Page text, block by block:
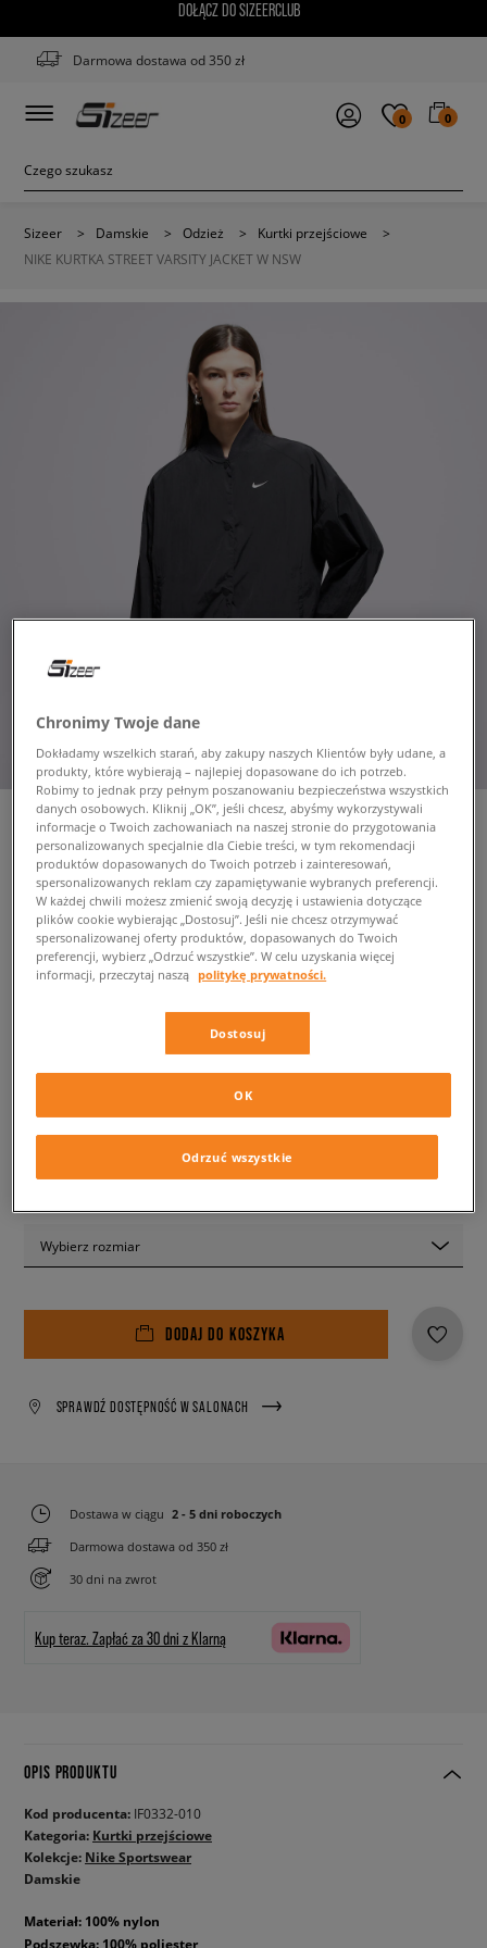
DOŁĄCZ DO SIZEERCLUB
Darmowa dostawa od 350 zł
0 0
Sizeer > Damskie > Odzież > Kurtki przejściowe
>
NIKE KURTKA STREET VARSITY JACKET W NSW
NIKE KURTKA STREET
VARSITY JACKET W NSW
damskie, kurtki przejściowe
259,99 zł
(najniższa cena z 30 dni przed obniżką)
(Cena początkowa)
Kolor:czarny
Wybierz rozmiar
DODAJ DO KOSZYKA
SPRAWDŹ DOSTĘPNOŚĆ W SALONACH
Dostawa w ciągu 2 - 5 dni roboczych
Darmowa dostawa od 350 zł
30 dni na zwrot
Kup teraz. Zapłać za 30 dni z Klarną
OPIS PRODUKTU
Kod producenta: IF0332-010
Kategoria: Kurtki przejściowe
Kolekcje: Nike Sportswear
Damskie
Materiał: 100% nylon
Podszewka: 100% poliester
Chronimy Twoje dane
Dokładamy wszelkich starań, aby zakupy naszych Klientów były udane, a
produkty, które wybierają – najlepiej dopasowane do ich potrzeb.
Robimy to jednak przy pełnym poszanowaniu bezpieczeństwa wszystkich
danych osobowych. Kliknij „OK”, jeśli chcesz, abyśmy wykorzystywali
informacje o Twoich zachowaniach na naszej stronie do przygotowania
personalizowanych specjalnie dla Ciebie treści, w tym rekomendacji
produktów dopasowanych do Twoich potrzeb i zainteresowań,
spersonalizowanych reklam czy zapamiętywanie wybranych preferencji.
W każdej chwili możesz zmienić swoją decyzję i ustawienia dotyczące
plików cookie wybierając „Dostosuj”. Jeśli nie chcesz otrzymywać
spersonalizowanej oferty produktów, dopasowanych do Twoich
preferencji, wybierz „Odrzuć wszystkie”. W celu uzyskania więcej
informacji, przeczytaj naszą politykę prywatności.
Dostosuj
Odrzuć wszystkie
OK